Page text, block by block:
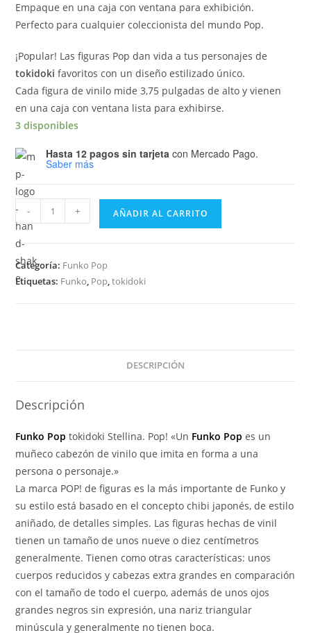
Empaque en una caja con ventana para exhibición.
Perfecto para cualquier coleccionista del mundo Pop.
¡Popular! Las figuras Pop dan vida a tus personajes de
tokidoki favoritos con un diseño estilizado único.
Cada figura de vinilo mide 3,75 pulgadas de alto y vienen
en una caja con ventana lista para exhibirse.
3 disponibles
Hasta 12 pagos sin tarjeta con Mercado Pago.
Saber más
Funko
Pop
Tokidoki
-
Stellina
- + AÑADIR AL CARRITO
Categoría: Funko Pop
Etiquetas: Funko, Pop,tokidoki
DESCRIPCIÓN
Descripción
Funko Pop tokidoki Stellina. Pop! «Un Funko Pop es un
muñeco cabezón de vinilo que imita en forma a una
persona o personaje.»
La marca POP! de figuras es la más importante de Funko y
su estilo está basado en el concepto chibi japonés, de estilo
aniñado, de detalles simples. Las figuras hechas de vinil
tienen un tamaño de unos nueve o diez centímetros
generalmente. Tienen como otras características: unos
cuerpos reducidos y cabezas extra grandes en comparación
con el tamaño de todo el cuerpo, además de unos ojos
grandes negros sin expresión, una nariz triangular
minúscula y generalmente no tienen boca.